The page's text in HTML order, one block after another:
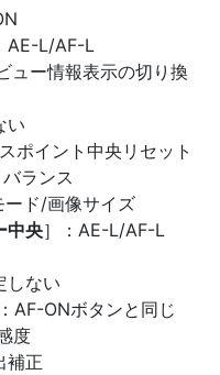
AE-L/AF-L
ュー情報表示の切り換
い
ポイント中央リセット
ランス
ード/画像サイズ
中央］：AE-L/AF-L
しない
AF-ONボタンと同じ
度
補正